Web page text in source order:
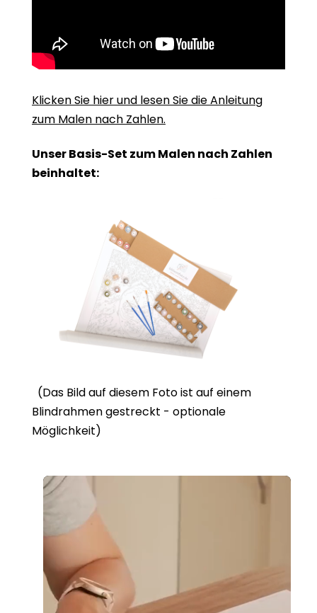
Klicken Sie hier und lesen Sie die Anleitung
zum Malen nach Zahlen.
Unser Basis-Set zum Malen nach Zahlen
beinhaltet:
(Das Bild auf diesem Foto ist auf einem
Blindrahmen gestreckt - optionale
Möglichkeit)